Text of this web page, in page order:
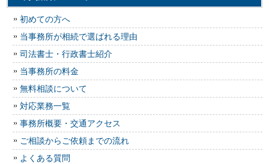
初めての方へ
当事務所が相続で選ばれる理由
司法書士・行政書士紹介
当事務所の料金
無料相談について
対応業務一覧
事務所概要・交通アクセス
ご相談からご依頼までの流れ
よくある質問